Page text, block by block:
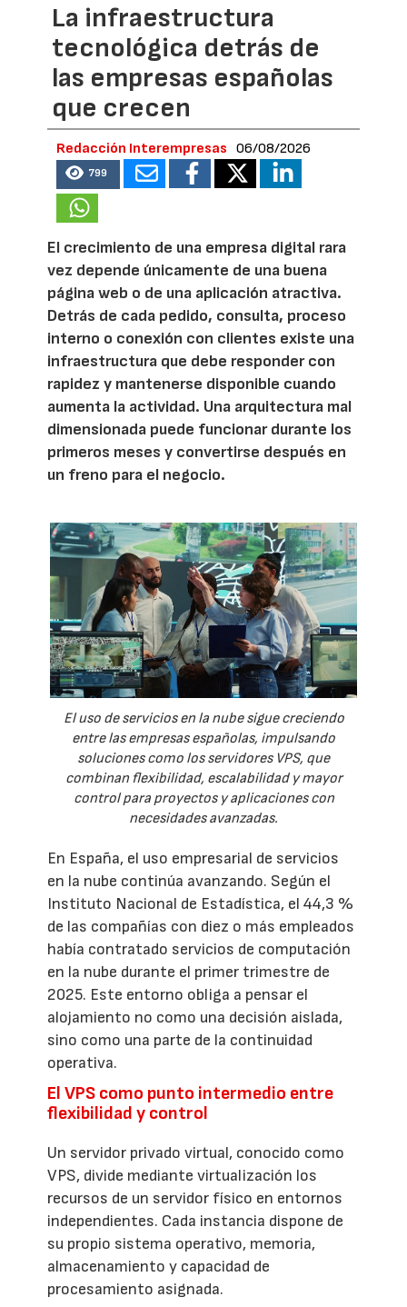
La infraestructura
tecnológica detrás de
las empresas españolas
que crecen
Redacción Interempresas 06/08/2026
799
El crecimiento de una empresa digital rara
vez depende únicamente de una buena
página web o de una aplicación atractiva.
Detrás de cada pedido, consulta, proceso
interno o conexión con clientes existe una
infraestructura que debe responder con
rapidez y mantenerse disponible cuando
aumenta la actividad. Una arquitectura mal
dimensionada puede funcionar durante los
primeros meses y convertirse después en
un freno para el negocio.
El uso de servicios en la nube sigue creciendo
entre las empresas españolas, impulsando
soluciones como los servidores VPS, que
combinan flexibilidad, escalabilidad y mayor
control para proyectos y aplicaciones con
necesidades avanzadas.
En España, el uso empresarial de servicios
en la nube continúa avanzando. Según el
Instituto Nacional de Estadística, el 44,3 %
de las compañías con diez o más empleados
había contratado servicios de computación
en la nube durante el primer trimestre de
2025. Este entorno obliga a pensar el
alojamiento no como una decisión aislada,
sino como una parte de la continuidad
operativa.
El VPS como punto intermedio entre
flexibilidad y control
Un servidor privado virtual, conocido como
VPS, divide mediante virtualización los
recursos de un servidor físico en entornos
independientes. Cada instancia dispone de
su propio sistema operativo, memoria,
almacenamiento y capacidad de
procesamiento asignada.